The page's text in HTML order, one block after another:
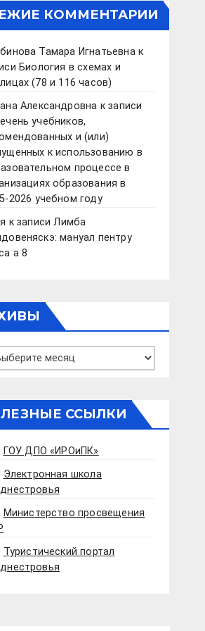
КОММЕНТАРИИ
Тамара Игнатьевнак
Биология в схемах и
(78 и 116 часов)
Александровна к записи
учебников,
и (или)
к использованию в
процессе в
образования в
2026 учебном году
к записиЛимба
мануал пентру
а 8
ССЫЛКИ
ГОУ ДПО «ИРОиПК»
Электронная школа
Министерство просвещения
Туристический портал